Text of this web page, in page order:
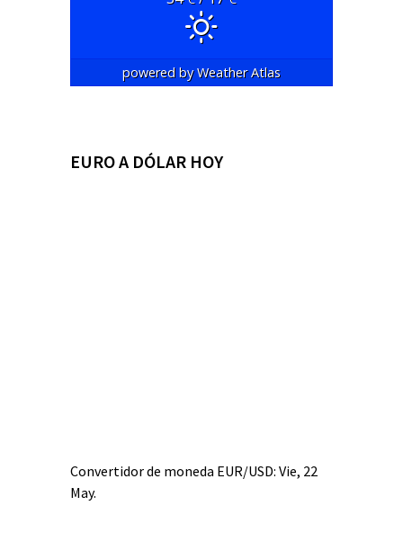
powered byWeather Atlas
EURO A DÓLAR HOY
Convertidor de moneda EUR/USD: Vie, 22
May.